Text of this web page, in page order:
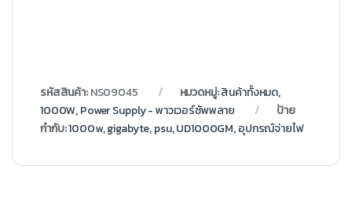
รหัสสินค้า:NS09045 หมวดหมู่:สินค้าทั้งหมด,
1000W,Power Supply - พาวเวอร์ซัพพลาย
ป้าย
กำกับ:1000w,gigabyte,psu,UD1000GM,อุปกรณ์จ่ายไฟ